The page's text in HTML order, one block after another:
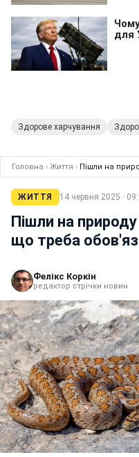
Здорове харчування
Головна › Життя › Пішли на
ЖИТТЯ 14 червня 2025 ·
Пішли на
що треба
Фелікс Коркін
редактор стрічки новин